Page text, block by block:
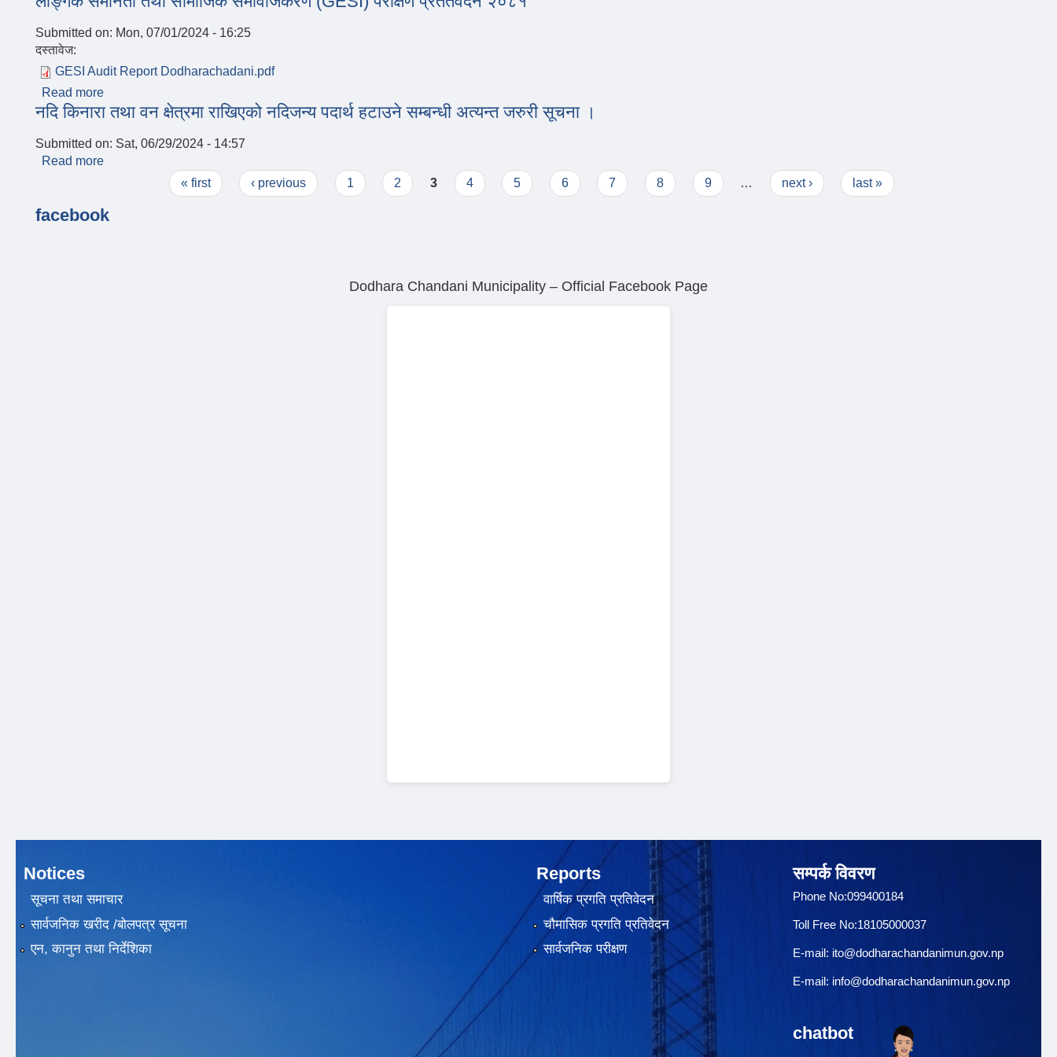
Submitted on: Mon, 07/01/2024 - 16:25
दस्तावेज:
GESI Audit Report Dodharachadani.pdf
Read more
नदि किनारा तथा वन क्षेत्रमा राखिएको नदिजन्य पदार्थ हटाउने सम्बन्धी अत्यन्त जरुरी सूचना ।
Submitted on: Sat, 06/29/2024 - 14:57
Read more
« first ‹ previous 1 2 3 4 5 6 7 8 9 … next › last »
facebook
Dodhara Chandani Municipality – Official Facebook Page
Notices
सूचना तथा समाचार
सार्वजनिक खरीद /बोलपत्र सूचना
एन, कानुन तथा निर्देशिका
Reports
वार्षिक प्रगति प्रतिवेदन
चौमासिक प्रगति प्रतिवेदन
सार्वजनिक परीक्षण
सम्पर्क विवरण
Phone No:099400184
Toll Free No:18105000037
E-mail: ito@dodharachandanimun.gov.np
E-mail: info@dodharachandanimun.gov.np
chatbot